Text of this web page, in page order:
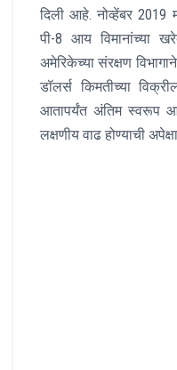
दिली आहे. नोव्हेंबर 2019
पी-8 आय विमानांच्या
अमेरिकेच्या संरक्षण
डॉलर्स किमतीच्या
आतापर्यंत अंतिम स्वरूप
लक्षणीय वाढ होण्याची